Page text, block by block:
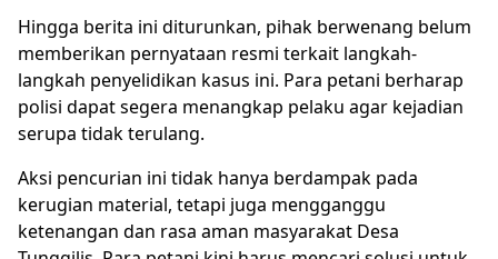
Hingga berita ini diturunkan, pihak berwenang belum
memberikan pernyataan resmi terkait langkah-
langkah penyelidikan kasus ini. Para petani berharap
polisi dapat segera menangkap pelaku agar kejadian
serupa tidak terulang.
Aksi pencurian ini tidak hanya berdampak pada
kerugian material, tetapi juga mengganggu
ketenangan dan rasa aman masyarakat Desa